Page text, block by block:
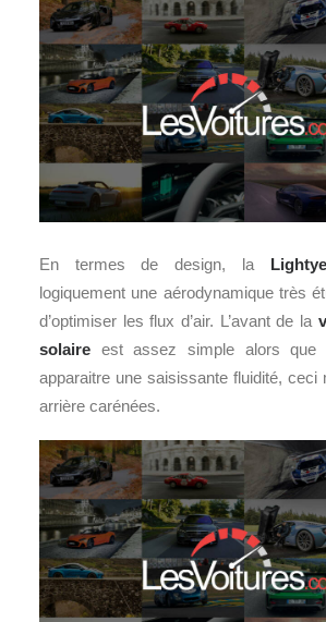
En termes de design, la
logiquement une aérodynamique très
d’optimiser les flux d’air. L’avant de la
solaire est assez simple alors que
apparaitre une saisissante fluidité, ceci
arrière carénées.